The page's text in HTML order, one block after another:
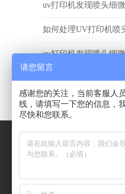
uv打印机发现喷头细
如何处理UV打印机喷
uv打印机发现喷头细
售前在线咨询：
售后咨询服务：
请您留言
感谢您的关注，当前客服人
线，请填写一下您的信息，
尽快和您联系。